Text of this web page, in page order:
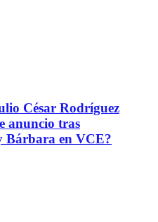
César Rodríguez
anuncio tras
Bárbara en VCE?